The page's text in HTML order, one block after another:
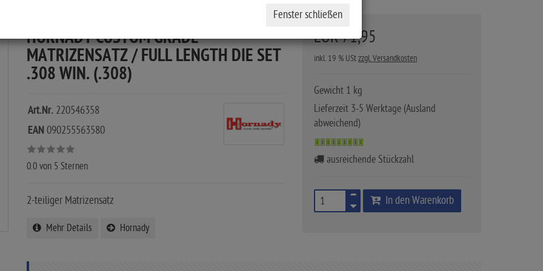
EUR 71,95
inkl. 19 % UStzzgl. Versandkosten
Gewicht 1 kg
Lieferzeit 3-5 Werktage (Ausland
abweichend)
ausreichende Stückzahl
In den Warenkorb
HORNADY CUSTOM GRADE
MATRIZENSATZ / FULL LENGTH DIE SET
.308 WIN. (.308)
Art.Nr. 220546358
EAN 090255563580
0.0 von 5 Sternen
2-teiliger Matrizensatz
Mehr Details Hornady